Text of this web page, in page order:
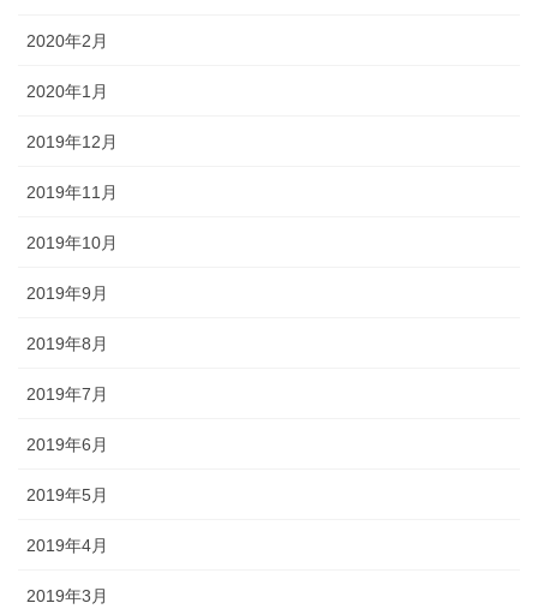
2020年2月
2020年1月
2019年12月
2019年11月
2019年10月
2019年9月
2019年8月
2019年7月
2019年6月
2019年5月
2019年4月
2019年3月